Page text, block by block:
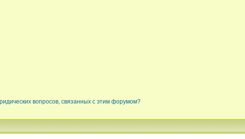
вопросов, связанных с этим форумом?